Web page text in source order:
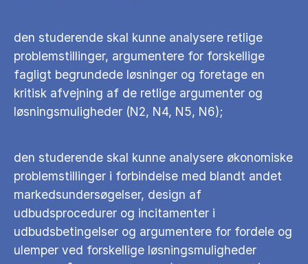
den studerende skal kunne analysere retlige
problemstillinger, argumentere for forskellige
fagligt begrundede løsninger og foretage en
kritisk afvejning af de retlige argumenter og
løsningsmuligheder (N2, N4, N5, N6);
den studerende skal kunne analysere økonomiske
problemstillinger i forbindelse med blandt andet
markedsundersøgelser, design af
udbudsprocedurer og incitamenter i
udbudsbetingelser og argumentere for fordele og
ulemper ved forskellige løsningsmuligheder